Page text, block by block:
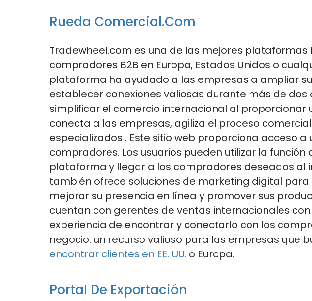
Rueda Comercial.com
Tradewheel.com es una de las mejores plataformas
compradores B2B en Europa, Estados Unidos o
plataforma ha ayudado a las empresas a ampliar
establecer conexiones valiosas durante más de dos
simplificar el comercio internacional al
conecta a las empresas, agiliza el proceso
especializados . Este sitio web proporciona acceso
compradores. Los usuarios pueden utilizar la
plataforma y llegar a los compradores deseados al
también ofrece soluciones de marketing digital
mejorar su presencia en línea y promover sus
cuentan con gerentes de ventas internacionales
experiencia de encontrar y conectarlo con los
negocio. un recurso valioso para las empresas que
encontrar clientes en EE. UU. o Europa.
Portal De Exportación